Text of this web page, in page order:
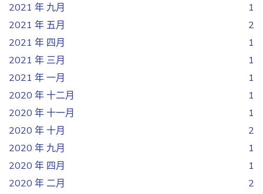
2021 年 九月
1
2021 年 五月
2
2021 年 四月
1
2021 年 三月
1
2021 年 一月
1
2020 年 十二月
1
2020 年 十一月
1
2020 年 十月
2
2020 年 九月
1
2020 年 四月
1
2020 年 二月
2